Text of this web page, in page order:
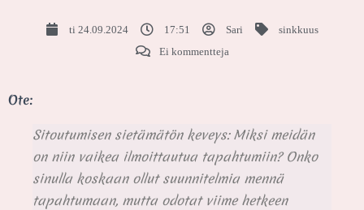
ti 24.09.2024 17:51 Sari
sinkkuus
Ei kommentteja
Ote:
Sitoutumisen sietämätön keveys: Miksi meidän
on niin vaikea ilmoittautua tapahtumiin? Onko
sinulla koskaan ollut suunnitelmia mennä
tapahtumaan, mutta odotat viime hetkeen